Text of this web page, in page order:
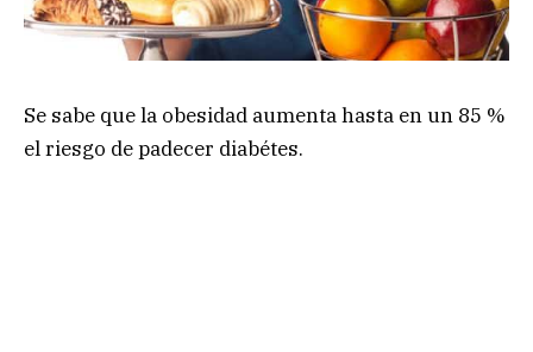
Se sabe que la obesidad aumenta hasta en un 85 %
el riesgo de padecer diabétes.